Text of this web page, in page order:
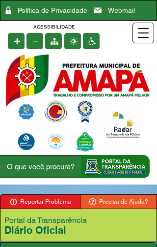
Política de Privacidade Webmail
ACESSIBILIDADE
Reportar Problema Precisa de Ajuda?
Portal da Transparência
Diário Oficial